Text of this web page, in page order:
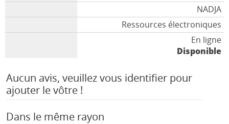
NADJA
Ressources électroniques
En ligne
Disponible
Aucun avis, veuillez vous identifier pour
ajouter le vôtre !
Dans le même rayon